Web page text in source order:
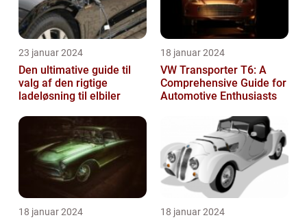
23 januar 2024
Den ultimative guide til
valg af den rigtige
ladeløsning til elbiler
18 januar 2024
VW Transporter T6: A
Comprehensive Guide for
Automotive Enthusiasts
18 januar 2024 18 januar 2024